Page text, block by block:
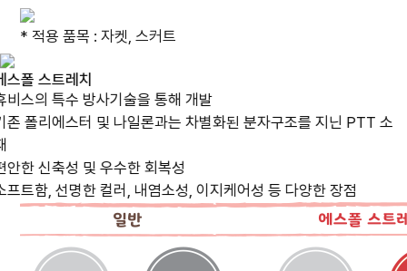
* 적용 품목 : 자켓, 스커트
에스폴 스트레치
휴비스의 특수 방사기술을 통해 개발
기존 폴리에스터 및 나일론과는 차별화된 분자구조를 지닌 PTT 소
재
편안한 신축성 및 우수한 회복성
소프트함, 선명한 컬러, 내염소성, 이지케어성 등 다양한 장점